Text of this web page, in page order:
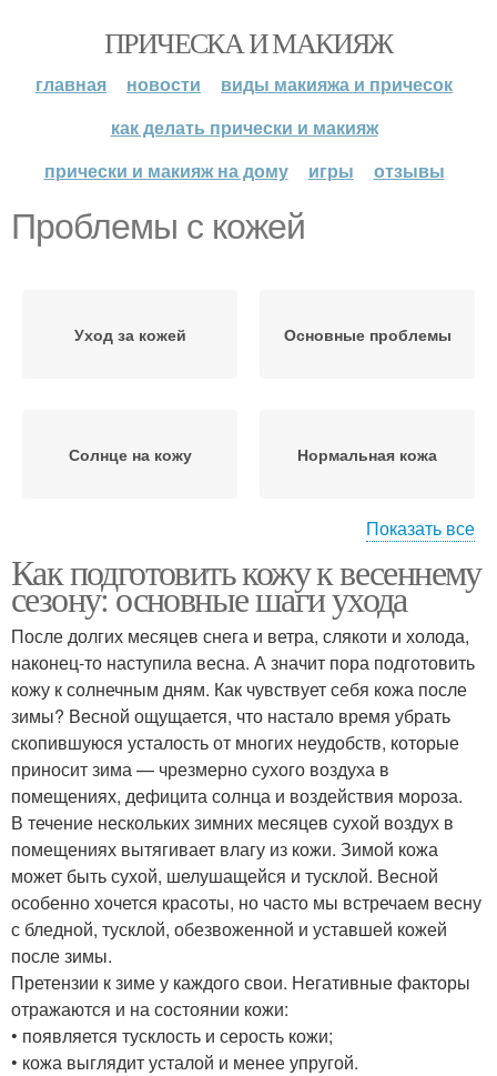
ПРИЧЕСКА И МАКИЯЖ
главная новости
виды макияжа и причесок
как делать прически и макияж
прически и макияж на дому
игры отзывы
Проблемы с кожей
Уход за кожей Основные проблемы
Солнце на кожу Нормальная кожа
Сухая кожа Жирная кожа
Комбинированная кожа Уход для кожи
Показать все
Как подготовить кожу к весеннему
сезону: основные шаги ухода
После долгих месяцев снега и ветра, слякоти и холода,
наконец-то наступила весна. А значит пора подготовить
кожу к солнечным дням. Как чувствует себя кожа после
зимы? Весной ощущается, что настало время убрать
скопившуюся усталость от многих неудобств, которые
приносит зима — чрезмерно сухого воздуха в
помещениях, дефицита солнца и воздействия мороза.
В течение нескольких зимних месяцев сухой воздух в
помещениях вытягивает влагу из кожи. Зимой кожа
может быть сухой, шелушащейся и тусклой. Весной
особенно хочется красоты, но часто мы встречаем весну
с бледной, тусклой, обезвоженной и уставшей кожей
после зимы.
Претензии к зиме у каждого свои. Негативные факторы
отражаются и на состоянии кожи:
• появляется тусклость и серость кожи;
• кожа выглядит усталой и менее упругой.